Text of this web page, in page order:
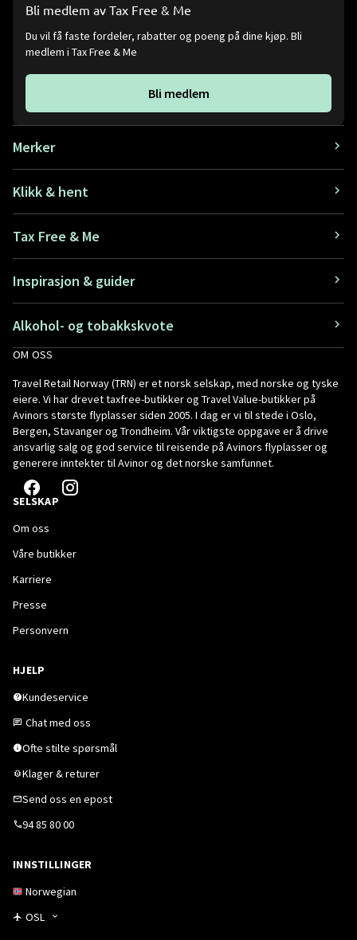
Bli medlem av Tax Free & Me
Du vil få faste fordeler, rabatter og poeng på dine kjøp. Bli
medlem i Tax Free & Me
Bli medlem
Merker
Klikk & hent
Tax Free & Me
Inspirasjon & guider
Alkohol- og tobakkskvote
OM OSS
Travel Retail Norway (TRN) er et norsk selskap, med norske og tyske
eiere. Vi har drevet taxfree-butikker og Travel Value-butikker på
Avinors største flyplasser siden 2005. I dag er vi til stede i Oslo,
Bergen, Stavanger og Trondheim. Vår viktigste oppgave er å drive
ansvarlig salg og god service til reisende på Avinors flyplasser og
generere inntekter til Avinor og det norske samfunnet.
SELSKAP
Om oss
Våre butikker
Karriere
Presse
Personvern
HJELP
Kundeservice
Chat med oss
Ofte stilte spørsmål
Klager & returer
Send oss en epost
94 85 80 00
INNSTILLINGER
Norwegian
OSL